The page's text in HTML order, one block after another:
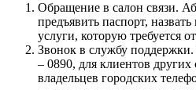
Обращение в салон связи.
предъявить паспорт,
услуги, которую требуется
Звонок в службу
– 0890, для клиентов
владельцев городских